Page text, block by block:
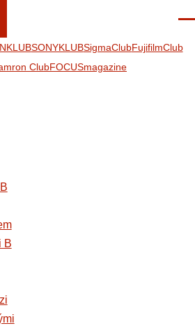
SONYKLUBSigmaClubFujifilmClub
ClubFOCUSmagazine
B